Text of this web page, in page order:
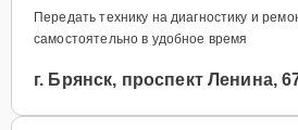
Передать технику на диагностику и
самостоятельно в удобное время
г. Брянск, проспект Ленина,